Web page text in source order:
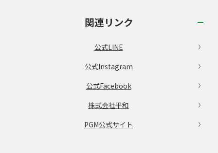
関連リンク
公式LINE
公式Instagram
公式Facebook
株式会社平和
PGM公式サイト